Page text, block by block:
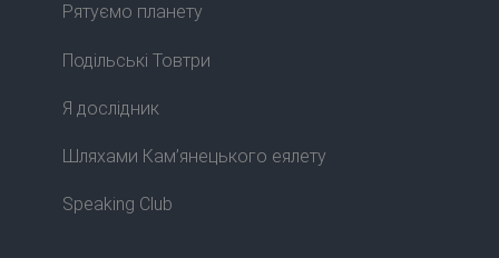
Рятуємо планету
Подільські Товтри
Я дослідник
Шляхами Кам’янецького еялету
Speaking Club